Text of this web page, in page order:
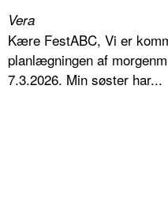
Vera
Kære FestABC, Vi er
planlægningen af
7.3.2026. Min søster har...